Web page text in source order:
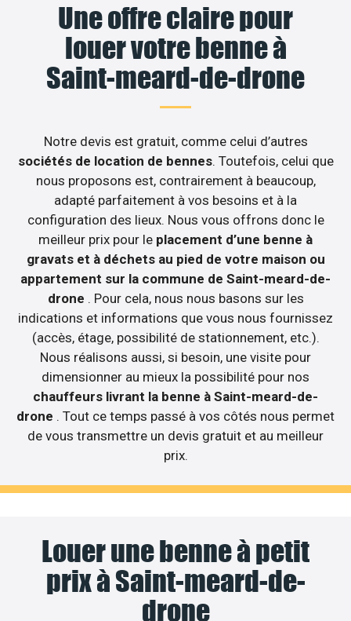
Une offre claire pour
louer votre benne à
Saint-meard-de-drone
Notre devis est gratuit, comme celui d’autres
sociétés de location de bennes. Toutefois, celui que
nous proposons est, contrairement à beaucoup,
adapté parfaitement à vos besoins et à la
configuration des lieux. Nous vous offrons donc le
meilleur prix pour le placement d’une benne à
gravats et à déchets au pied de votre maison ou
appartement sur la commune de Saint-meard-de-
drone . Pour cela, nous nous basons sur les
indications et informations que vous nous fournissez
(accès, étage, possibilité de stationnement, etc.).
Nous réalisons aussi, si besoin, une visite pour
dimensionner au mieux la possibilité pour nos
chauffeurs livrant la benne à Saint-meard-de-
drone . Tout ce temps passé à vos côtés nous permet
de vous transmettre un devis gratuit et au meilleur
prix.
Louer une benne à petit
prix à Saint-meard-de-
drone